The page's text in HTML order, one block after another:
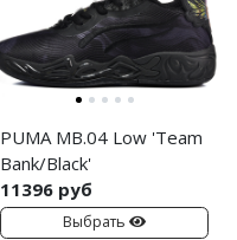
PUMA MB.04 Low 'Team
Bank/Black'
11396 руб
Выбрать